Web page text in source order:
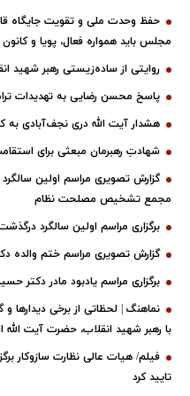
حفظ وحدت ملی و تقویت جایگاه
مجلس باید همواره فعال، پویا و
روایتی از ساده‌زیستی رهبر شهید
پاسخ محسن رضایی به تهدیدات
هشدار آیت الله دری نجف‌آبادی به
شهادتِ رهبرمان مبعثی برای
گزارش تصویری مراسم اولین
مجمع تشخیص مصلحت نظام
برگزاری مراسم اولین سالگرد
گزارش تصویری مراسم ختم والده دکتر
برگزاری مراسم یادبود مادر دکتر
نماهنگ | لحظاتی از برخی دیدارها
با رهبر شهید انقلاب، حضرت آیت‌
فیلم/ هیات عالی نظارت سازوکار
تایید کرد